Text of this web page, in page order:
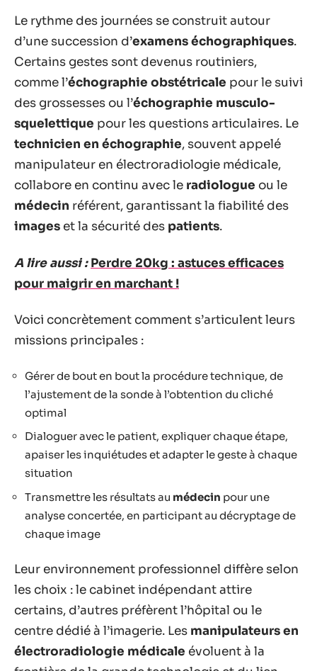
Le rythme des journées se construit autour
d’une succession d’examens échographiques.
Certains gestes sont devenus routiniers,
comme l’échographie obstétricale pour le suivi
des grossesses ou l’échographie musculo-
squelettique pour les questions articulaires. Le
technicien en échographie, souvent appelé
manipulateur en électroradiologie médicale,
collabore en continu avec le radiologue ou le
médecin référent, garantissant la fiabilité des
images et la sécurité des patients.
A lire aussi : Perdre 20kg : astuces efficaces
pour maigrir en marchant !
Voici concrètement comment s’articulent leurs
missions principales :
Gérer de bout en bout la procédure technique, de
l’ajustement de la sonde à l’obtention du cliché
optimal
Dialoguer avec le patient, expliquer chaque étape,
apaiser les inquiétudes et adapter le geste à chaque
situation
Transmettre les résultats au médecin pour une
analyse concertée, en participant au décryptage de
chaque image
Leur environnement professionnel diffère selon
les choix : le cabinet indépendant attire
certains, d’autres préfèrent l’hôpital ou le
centre dédié à l’imagerie. Les manipulateurs en
électroradiologie médicale évoluent à la